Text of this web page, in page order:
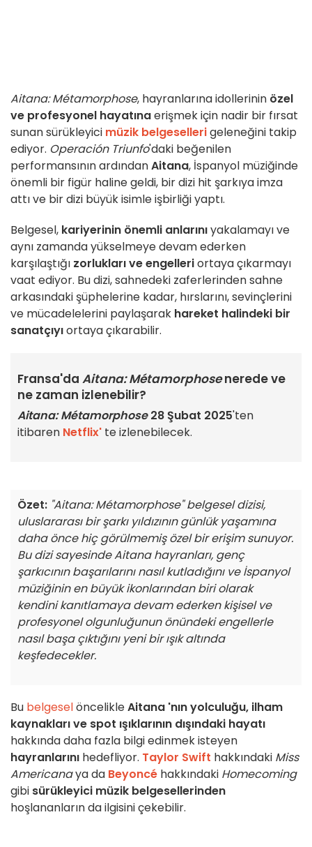
Aitana: Métamorphose, hayranlarına idollerinin özel
ve profesyonel hayatınaerişmek için nadir bir fırsat
sunan sürükleyici müzik belgesellerigeleneğini takip
ediyor. Operación Triunfo'daki beğenilen
performansının ardındanAitana, İspanyol müziğinde
önemli bir figür haline geldi, bir dizi hit şarkıya imza
attı ve bir dizi büyük isimle işbirliği yaptı.
Belgesel, kariyerinin önemli anlarınıyakalamayı ve
aynı zamanda yükselmeye devam ederken
karşılaştığı zorlukları ve engelleriortaya çıkarmayı
vaat ediyor. Bu dizi, sahnedeki zaferlerinden sahne
arkasındaki şüphelerine kadar, hırslarını, sevinçlerini
ve mücadelelerini paylaşarak hareket halindeki bir
sanatçıyıortaya çıkarabilir.
Fransa'da Aitana: Métamorphosenerede ve
ne zaman izlenebilir?
Aitana: Métamorphose 28 Şubat 2025'ten
itibaren Netflix' te izlenebilecek.
Özet: "Aitana: Métamorphose" belgesel dizisi,
uluslararası bir şarkı yıldızının günlük yaşamına
daha önce hiç görülmemiş özel bir erişim sunuyor.
Bu dizi sayesinde Aitana hayranları, genç
şarkıcının başarılarını nasıl kutladığını ve İspanyol
müziğinin en büyük ikonlarından biri olarak
kendini kanıtlamaya devam ederken kişisel ve
profesyonel olgunluğunun önündeki engellerle
nasıl başa çıktığını yeni bir ışık altında
keşfedecekler.
Bu belgeselöncelikleAitana 'nın yolculuğu, ilham
kaynakları ve spot ışıklarının dışındaki hayatı
hakkında daha fazla bilgi edinmek isteyen
hayranlarını hedefliyor. Taylor Swift hakkındaki Miss
Americanaya da Beyoncé hakkındaki Homecoming
gibi sürükleyici müzik belgesellerinden
hoşlananların da ilgisini çekebilir.